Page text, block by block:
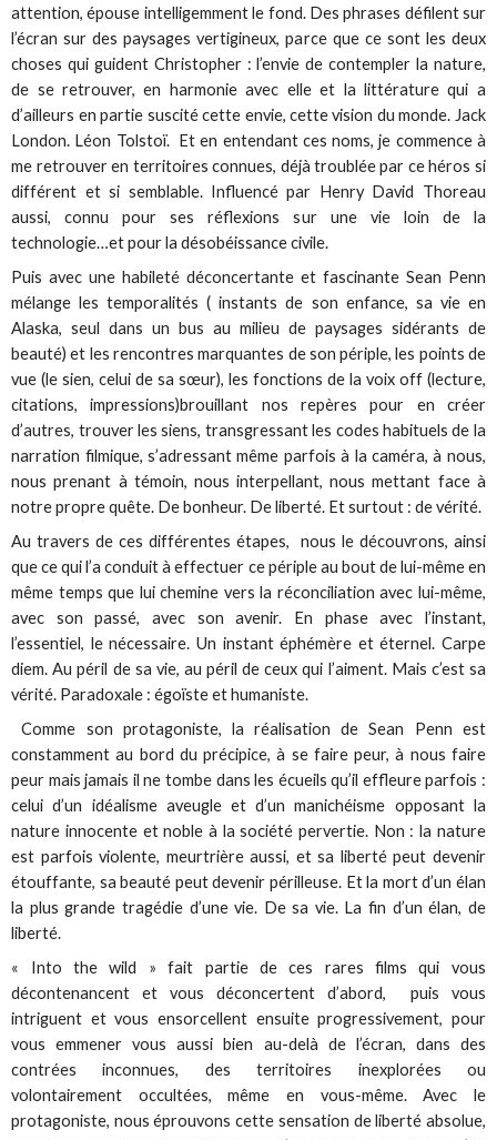
attention, épouse intelligemment le fond. Des phrases défilent sur
l’écran sur des paysages vertigineux, parce que ce sont les deux
choses qui guident Christopher : l’envie de contempler la nature,
de se retrouver, en harmonie avec elle et la littérature qui a
d’ailleurs en partie suscité cette envie, cette vision du monde. Jack
London. Léon Tolstoï. Et en entendant ces noms, je commence à
me retrouver en territoires connues, déjà troublée par ce héros si
différent et si semblable. Influencé par Henry David Thoreau
aussi, connu pour ses réflexions sur une vie loin de la
technologie…et pour la désobéissance civile.
Puis avec une habileté déconcertante et fascinante Sean Penn
mélange les temporalités ( instants de son enfance, sa vie en
Alaska, seul dans un bus au milieu de paysages sidérants de
beauté) et les rencontres marquantes de son périple, les points de
vue (le sien, celui de sa sœur), les fonctions de la voix off (lecture,
citations, impressions)brouillant nos repères pour en créer
d’autres, trouver les siens, transgressant les codes habituels de la
narration filmique, s’adressant même parfois à la caméra, à nous,
nous prenant à témoin, nous interpellant, nous mettant face à
notre propre quête. De bonheur. De liberté. Et surtout : de vérité.
Au travers de ces différentes étapes, nous le découvrons, ainsi
que ce qui l’a conduit à effectuer ce périple au bout de lui-même en
même temps que lui chemine vers la réconciliation avec lui-même,
avec son passé, avec son avenir. En phase avec l’instant,
l’essentiel, le nécessaire. Un instant éphémère et éternel. Carpe
diem. Au péril de sa vie, au péril de ceux qui l’aiment. Mais c’est sa
vérité. Paradoxale : égoïste et humaniste.
Comme son protagoniste, la réalisation de Sean Penn est
constamment au bord du précipice, à se faire peur, à nous faire
peur mais jamais il ne tombe dans les écueils qu’il effleure parfois :
celui d’un idéalisme aveugle et d’un manichéisme opposant la
nature innocente et noble à la société pervertie. Non : la nature
est parfois violente, meurtrière aussi, et sa liberté peut devenir
étouffante, sa beauté peut devenir périlleuse. Et la mort d’un élan
la plus grande tragédie d’une vie. De sa vie. La fin d’un élan, de
liberté.
« Into the wild » fait partie de ces rares films qui vous
décontenancent et vous déconcertent d’abord, puis vous
intriguent et vous ensorcellent ensuite progressivement, pour
vous emmener vous aussi bien au-delà de l’écran, dans des
contrées inconnues, des territoires inexplorées ou
volontairement occultées, même en vous-même. Avec le
protagoniste, nous éprouvons cette sensation de liberté absolue,